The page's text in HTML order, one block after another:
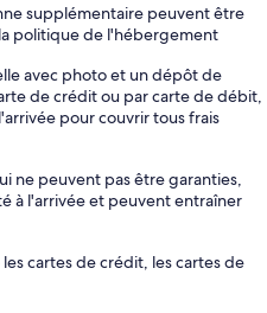
supplémentaire peuvent être
politique de l'hébergement
avec photo et un dépôt de
de crédit ou par carte de débit,
pour couvrir tous frais
ne peuvent pas être garanties,
à l'arrivée et peuvent entraîner
cartes de crédit, les cartes de